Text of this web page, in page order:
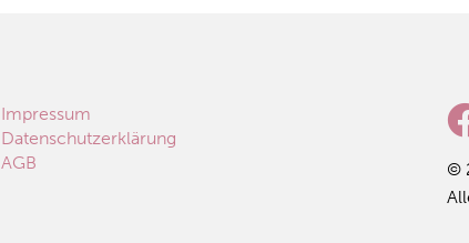
Impressum
Datenschutzerklärung
AGB
©